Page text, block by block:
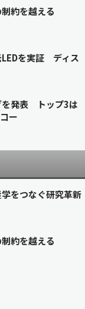
約を越える
LEDを実証 ディス
を発表 トップ3は
ー
をつなぐ研究革新
約を越える